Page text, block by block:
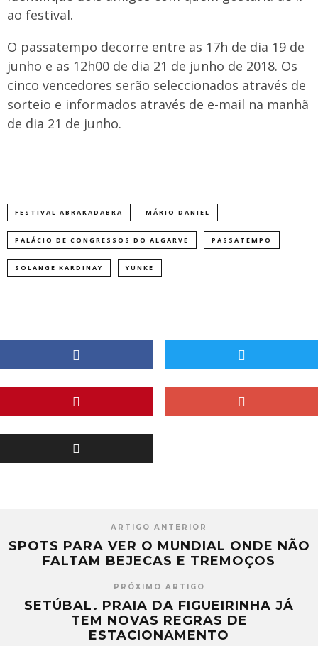
ao festival.
O passatempo decorre entre as 17h de dia 19 de
junho e as 12h00 de dia 21 de junho de 2018. Os
cinco vencedores serão seleccionados através de
sorteio e informados através de e-mail na manhã
de dia 21 de junho.
FESTIVAL ABRAKADABRA MÁRIO DANIEL
PALÁCIO DE CONGRESSOS DO ALGARVE PASSATEMPO
SOLANGE KARDINAY YUNKE
ARTIGO ANTERIOR
SPOTS PARA VER O MUNDIAL ONDE NÃO
FALTAM BEJECAS E TREMOÇOS
PRÓXIMO ARTIGO
SETÚBAL. PRAIA DA FIGUEIRINHA JÁ
TEM NOVAS REGRAS DE
ESTACIONAMENTO